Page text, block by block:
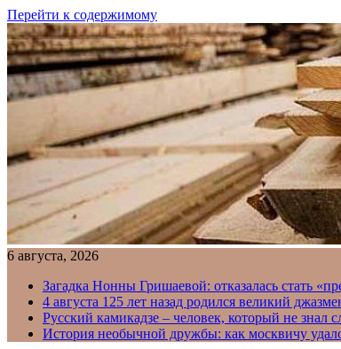
Перейти к содержимому
6 августа, 2026
Загадка Нонны Гришаевой: отказалась стать
4 августа 125 лет назад родился великий
Русский камикадзе – человек, который не
История необычной дружбы: как москвичу